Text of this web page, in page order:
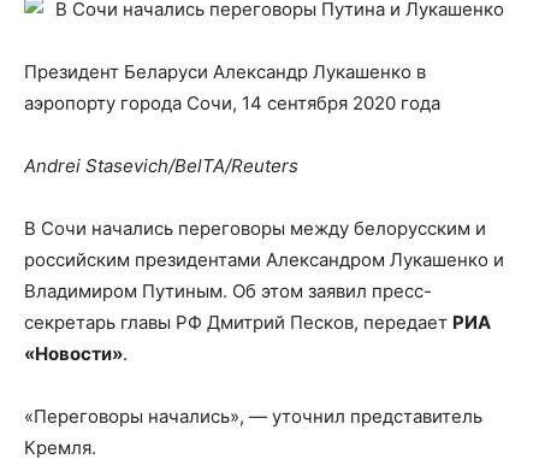
Президент Беларуси Александр Лукашенко в
аэропорту города Сочи, 14 сентября 2020 года
Andrei Stasevich/BelTA/Reuters
В Сочи начались переговоры между белорусским и
российским президентами Александром Лукашенко и
Владимиром Путиным. Об этом заявил пресс-
секретарь главы РФ Дмитрий Песков, передает РИА
«Новости».
«Переговоры начались», — уточнил представитель
Кремля.